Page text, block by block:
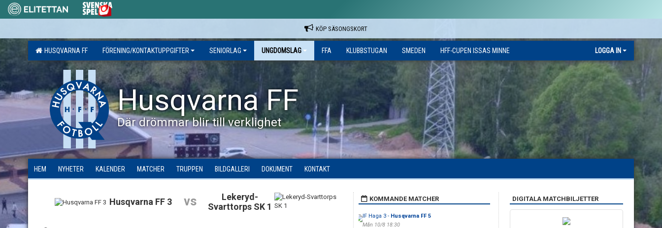
KÖP SÄSONGSKORT
HUSQVARNA FF FÖRENING/KONTAKTUPPGIFTER SENIORLAG UNGDOMSLAG FFA KLUBBSTUGAN SMEDEN HFF-CUPEN ISSAS MINNE LOGGA IN
Husqvarna FF
Där drömmar blir till verklighet
HEM NYHETER KALENDER MATCHER TRUPPEN BILDGALLERI DOKUMENT KONTAKT
Husqvarna FF 3 vs
Lekeryd-
Svarttorps SK 1
KOMMANDE MATCHER
IF Haga 3 - Husqvarna FF 5
Mån 10/8 18:30
DIGITALA MATCHBILJETTER